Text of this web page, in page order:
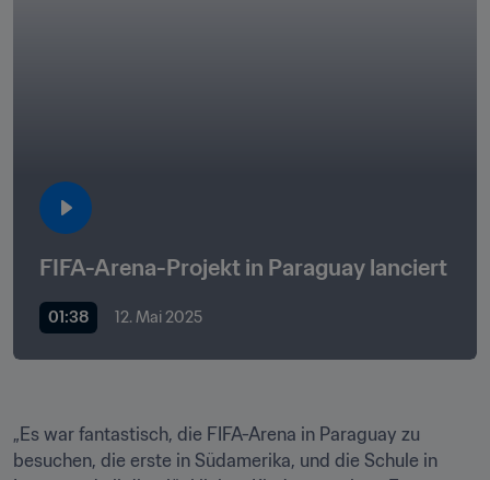
FIFA-Arena-Projekt in Paraguay lanciert
01:38 12. Mai 2025
„Es war fantastisch, die FIFA-Arena in Paraguay zu
besuchen, die erste in Südamerika, und die Schule in